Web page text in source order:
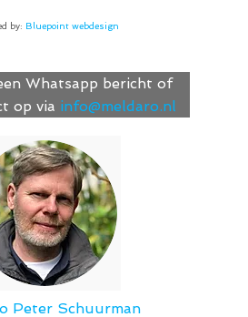
by: Bluepoint webdesign
Whatsapp bericht of
op via info@meldaro.nl
Peter Schuurman